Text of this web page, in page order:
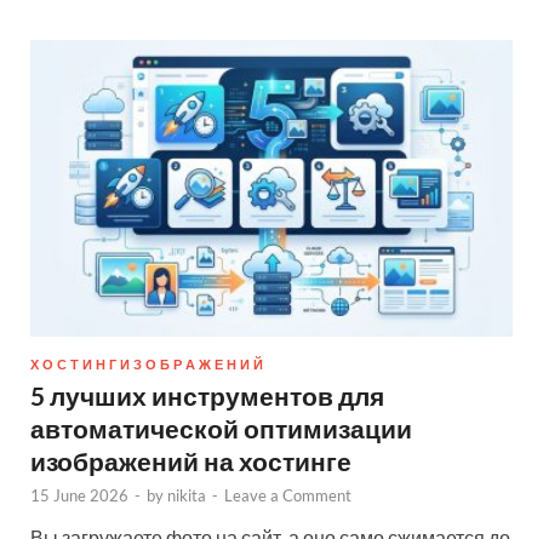
Х О С Т И Н Г И З О Б Р А Ж Е Н И Й
5 лучших инструментов для
автоматической оптимизации
изображений на хостинге
15 June 2026 - by nikita - Leave a Comment